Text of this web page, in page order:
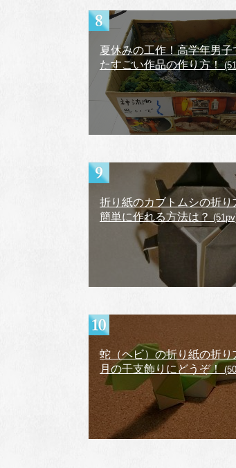
夏休みの工作！高学年男
たすごい作品の作り方！
折り紙のカブトムシの折り
簡単に作れる方法は？
蛇（ヘビ）の折り紙の折り
月の干支飾りにどうぞ！